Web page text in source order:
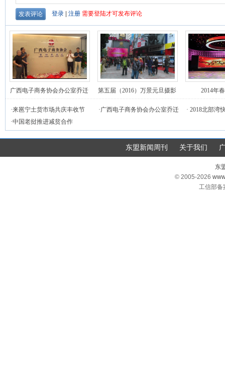
广西电子商务协会办公室乔迁
第五届（2016）万景元旦摄影
2014年
·来邕宁土货市场共庆丰收节 ·广西电子商务协会办公室乔迁
· 2018北部湾
·中国老挝推进减贫合作
东盟新闻周刊 关于我们
东
© 2005-2026
工信部备